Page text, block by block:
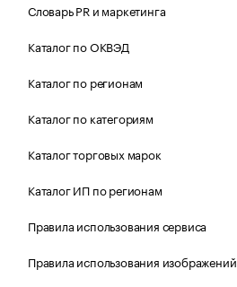
Словарь PR и маркетинга
Каталог по ОКВЭД
Каталог по регионам
Каталог по категориям
Каталог торговых марок
Каталог ИП по регионам
Правила использования сервиса
Правила использования изображений